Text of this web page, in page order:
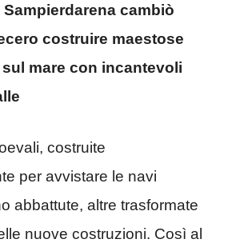
Sampierdarena cambiò
costruire maestose
mare con incantevoli
costruite
per avvistare le navi
abbattute, altre trasformate
nuove costruzioni. Così al